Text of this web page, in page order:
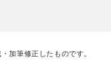
加筆修正したものです。